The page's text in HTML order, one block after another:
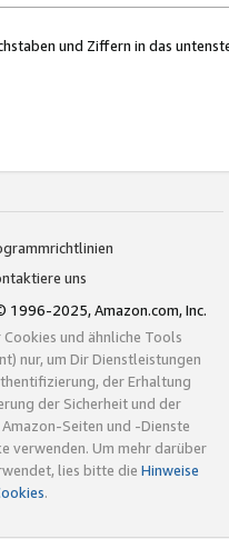
und Ziffern in das
uns
1996-2025, Amazon.com, Inc.
und ähnliche Tools
nur, um Dir Dienstleistungen
der Erhaltung
der Sicherheit und der
Seiten und -Dienste
verwenden. Um mehr darüber
lies bitte die Hinweise
.